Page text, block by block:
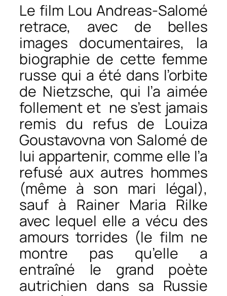
Le film Lou Andreas-Salomé
retrace, avec de belles
images documentaires, la
biographie de cette femme
russe qui a été dans l’orbite
de Nietzsche, qui l’a aimée
follement et ne s’est jamais
remis du refus de Louiza
Goustavovna von Salomé de
lui appartenir, comme elle l’a
refusé aux autres hommes
(même à son mari légal),
sauf à Rainer Maria Rilke
avec lequel elle a vécu des
amours torrides (le film ne
montre pas qu’elle a
entraîné le grand poète
autrichien dans sa Russie